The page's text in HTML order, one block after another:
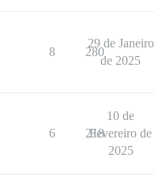
8 280
29 de Janeiro
de 2025
6 218
10 de
Fevereiro de
2025